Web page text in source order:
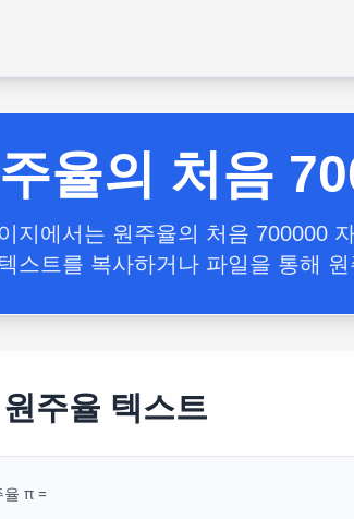
율의 처음
지에서는 원주율의 처음 700000
스트를 복사하거나 파일을 통해
원주율 텍스트
율 π =